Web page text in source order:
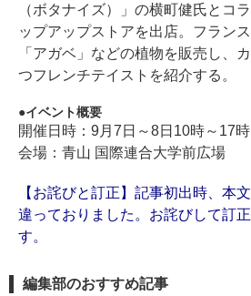
（ボタナイズ）」の横町健氏とコ
ップアップストアを出店。フラン
「アガベ」などの植物を販売し、
つフレンチテイストを紹介する。
イベント概要
開催日時：9月7日～8日10時～17時
会場：青山 国際連合大学前広場
【お詫びと訂正】記事初出時、本
違っておりました。お詫びして訂
す。
編集部のおすすめ記事